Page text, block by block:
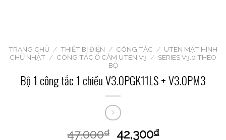
TRANG CHỦ / THIẾT BỊ ĐIỆN / CÔNG TẮC / UTEN MẶT HÌNH
CHỮ NHẬT / CÔNG TẮC Ổ CẮM UTEN V3 / SERIES V3.0 THEO
BỘ
Bộ 1 công tắc 1 chiều V3.0PGK11LS + V3.0PM3
47,000₫ 42,300₫